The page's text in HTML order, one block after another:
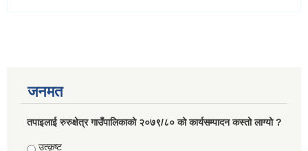
जनमत
तपाइलाई रुरुक्षेत्र गाउँपालिकाको २०७९/८० को कार्यसम्पादन कस्तो लाग्यो ?
Choices
उत्कृष्ट